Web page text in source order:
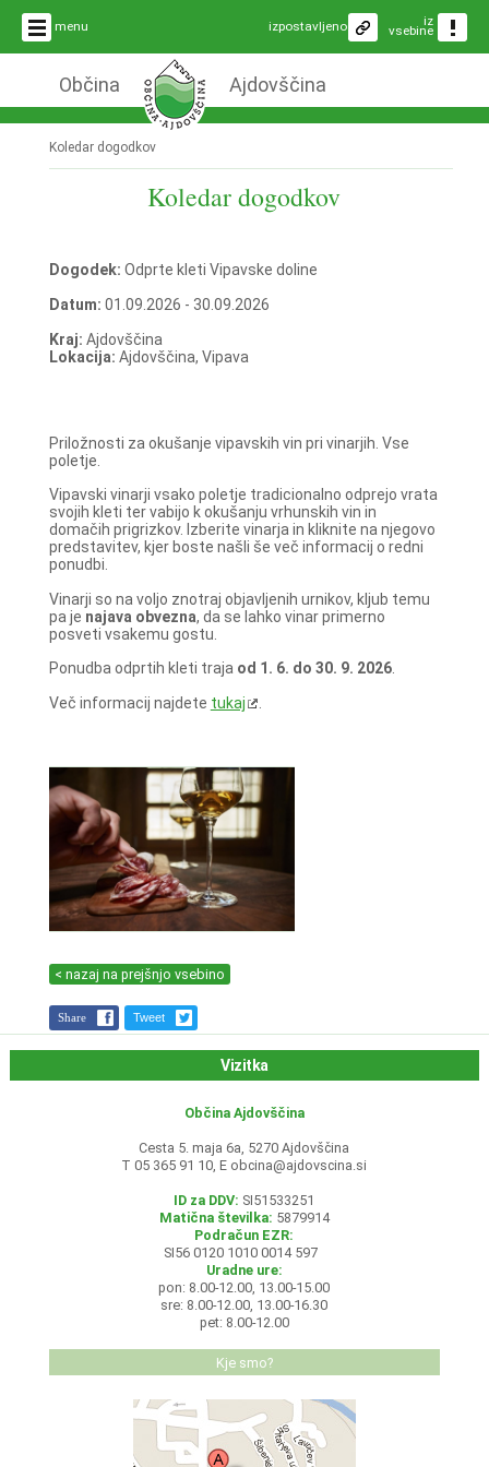
menu iz
vsebine
izpostavljeno
Občina Ajdovščina
Koledar dogodkov
Koledar dogodkov
Dogodek: Odprte kleti Vipavske doline
Datum: 01.09.2026 - 30.09.2026
Kraj: Ajdovščina
Lokacija: Ajdovščina, Vipava
Priložnosti za okušanje vipavskih vin pri vinarjih. Vse
poletje.
Vipavski vinarji vsako poletje tradicionalno odprejo vrata
svojih kleti ter vabijo k okušanju vrhunskih vin in
domačih prigrizkov. Izberite vinarja in kliknite na njegovo
predstavitev, kjer boste našli še več informacij o redni
ponudbi.
Vinarji so na voljo znotraj objavljenih urnikov, kljub temu
pa je najava obvezna, da se lahko vinar primerno
posveti vsakemu gostu.
Ponudba odprtih kleti traja od 1. 6. do 30. 9. 2026.
Več informacij najdete tukaj
< nazaj na prejšnjo vsebino
Share Tweet
Vizitka
Občina Ajdovščina
Cesta 5. maja 6a, 5270 Ajdovščina
T 05 365 91 10, E obcina@ajdovscina.si
ID za DDV: SI51533251
Matična številka: 5879914
Podračun EZR:
SI56 0120 1010 0014 597
Uradne ure:
pon: 8.00-12.00, 13.00-15.00
sre: 8.00-12.00, 13.00-16.30
pet: 8.00-12.00
Kje smo?